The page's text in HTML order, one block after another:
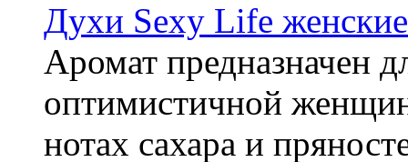
Духи Sexy Life
Аромат предназначен
оптимистичной
нотах сахара и